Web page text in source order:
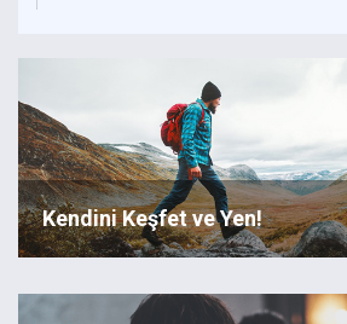
Kendini Keşfet ve Yen!